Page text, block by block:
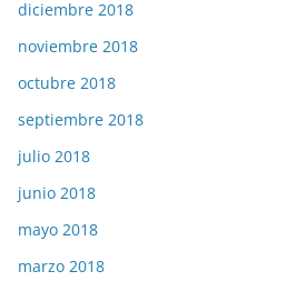
diciembre 2018
noviembre 2018
octubre 2018
septiembre 2018
julio 2018
junio 2018
mayo 2018
marzo 2018